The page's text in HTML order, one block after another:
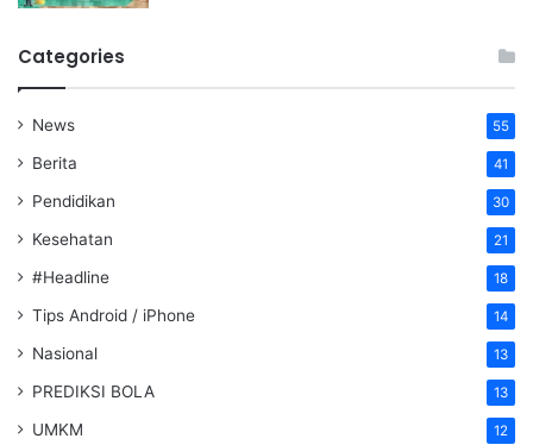
Categories
News 55
Berita 41
Pendidikan 30
Kesehatan 21
#Headline 18
Tips Android / iPhone 14
Nasional 13
PREDIKSI BOLA 13
UMKM 12